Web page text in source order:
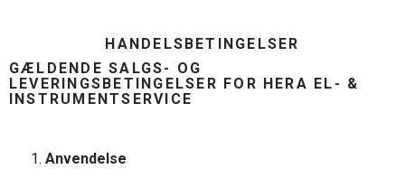
HANDELSBETINGELSER
GÆLDENDE SALGS- OG
LEVERINGSBETINGELSER FOR HERA EL- &
INSTRUMENTSERVICE
Anvendelse